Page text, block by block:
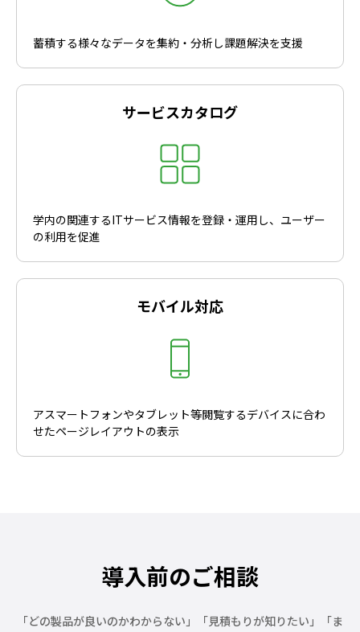
蓄積する様々なデータを集約・分析し課題解決を支援
サービスカタログ
学内の関連するITサービス情報を登録・運用し、ユーザー
の利用を促進
モバイル対応
アスマートフォンやタブレット等閲覧するデバイスに合わ
せたページレイアウトの表示
導入前のご相談
「どの製品が良いのかわからない」「見積もりが知りたい」「ま